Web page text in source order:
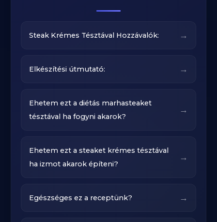
Steak Krémes Tésztával Hozzávalók: →
Elkészítési útmutató: →
Ehetem ezt a diétás marhasteaket
tésztával ha fogyni akarok?
→
Ehetem ezt a steaket krémes tésztával
ha izmot akarok építeni?
→
Egészséges ez a receptünk? →